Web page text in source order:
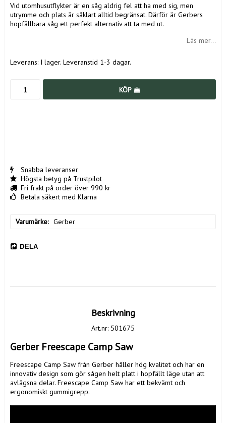
Vid utomhusutflykter är en såg aldrig fel att ha med sig, men
utrymme och plats är såklart alltid begränsat. Därför är Gerbers
hopfällbara såg ett perfekt alternativ att ta med ut.
Läs mer...
Leverans: I lager. Leveranstid 1-3 dagar.
KÖP
Snabba leveranser
Högsta betyg på Trustpilot
Fri frakt på order över 990 kr
Betala säkert med Klarna
Varumärke Gerber
DELA
Beskrivning
Art.nr: 501675
Gerber Freescape Camp Saw
Freescape Camp Saw från Gerber håller hög kvalitet och har en
innovativ design som gör sågen helt platt i hopfällt läge utan att
avlägsna delar. Freescape Camp Saw har ett bekvämt och
ergonomiskt gummigrepp.